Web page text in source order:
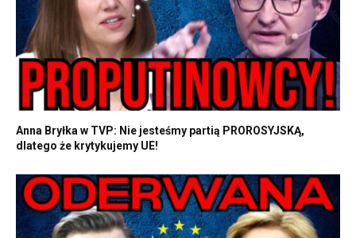
Anna Bryłka w TVP: Nie jesteśmy partią PROROSYJSKĄ,
dlatego że krytykujemy UE!